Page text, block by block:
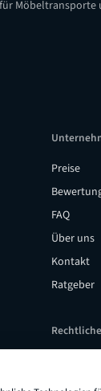
Möbeltransporte
Preise
FAQ
Über uns
Kontakt
Ratgeber
Impressum